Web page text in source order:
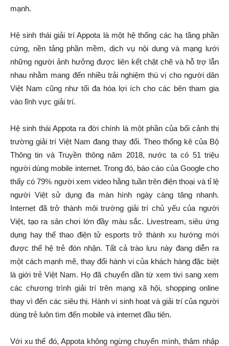
mạnh.
Hệ sinh thái giải trí Appota là một hệ thống các hạ tầng phần
cứng, nền tảng phần mềm, dịch vụ nội dung và mạng lưới
những người ảnh hưởng được liên kết chặt chẽ và hỗ trợ lẫn
nhau nhằm mang đến nhiều trải nghiệm thú vị cho người dân
Việt Nam cũng như tối đa hóa lợi ích cho các bên tham gia
vào lĩnh vực giải trí.
Hệ sinh thái Appota ra đời chính là một phần của bối cảnh thị
trường giải trí Việt Nam đang thay đổi. Theo thống kê của Bộ
Thông tin và Truyền thông năm 2018, nước ta có 51 triệu
người dùng mobile internet. Trong đó, báo cáo của Google cho
thấy có 79% người xem video hằng tuần trên điện thoại và tỉ lệ
người Việt sử dụng đa màn hình ngày càng tăng nhanh.
Internet đã trở thành môi trường giải trí chủ yếu của người
Việt, tạo ra sân chơi lớn đầy màu sắc. Livestream, siêu ứng
dụng hay thể thao điện tử esports trở thành xu hướng mới
được thế hệ trẻ đón nhận. Tất cả trào lưu này đang diễn ra
một cách mạnh mẽ, thay đổi hành vi của khách hàng đặc biệt
là giới trẻ Việt Nam. Họ đã chuyển dần từ xem tivi sang xem
các chương trình giải trí trên mạng xã hội, shopping online
thay vì đến các siêu thị. Hành vi sinh hoạt và giải trí của người
dùng trẻ luôn tìm đến mobile và internet đầu tiên.
Với xu thế đó, Appota không ngừng chuyển mình, thâm nhập